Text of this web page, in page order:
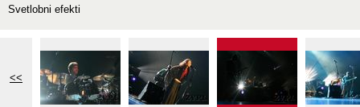
Svetlobni efekti
<<